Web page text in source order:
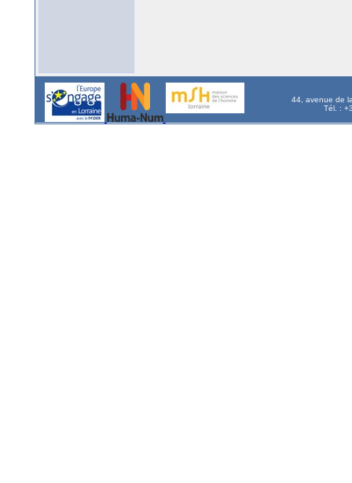
44, avenue de
Tél. :